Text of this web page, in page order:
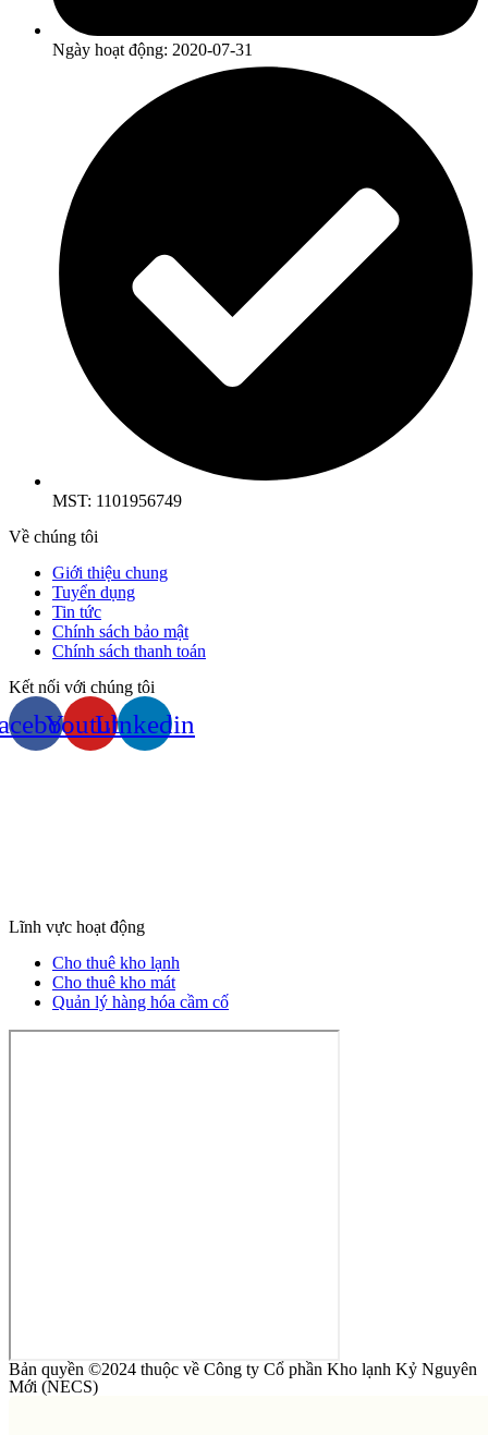
Ngày hoạt động: 2020-07-31
MST: 1101956749
Về chúng tôi
Giới thiệu chung
Tuyển dụng
Tin tức
Chính sách bảo mật
Chính sách thanh toán
Kết nối với chúng tôi
YoutubeLinkedin
Lĩnh vực hoạt động
Cho thuê kho lạnh
Cho thuê kho mát
Quản lý hàng hóa cầm cố
Bản quyền ©2024 thuộc về Công ty Cổ phần Kho lạnh Kỷ Nguyên
Mới (NECS)